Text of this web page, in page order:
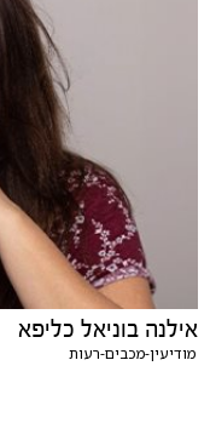
אילנה בוניאל כליפא
מודיעין-מכבים-רעות